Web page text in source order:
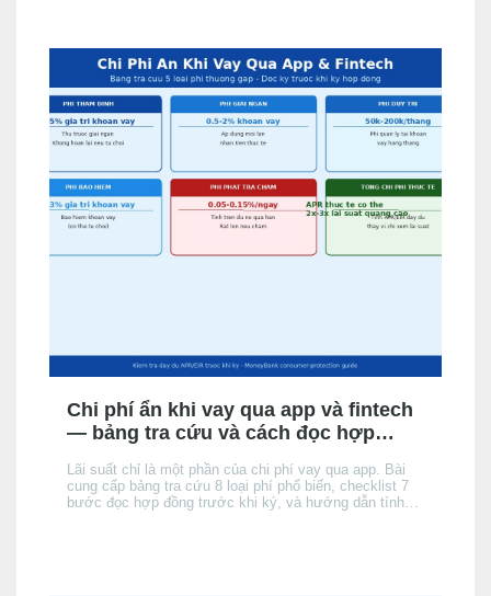
Chi phí ẩn khi vay qua app và fintech
— bảng tra cứu và cách đọc hợp
Lãi suất chỉ là một phần của chi phí vay qua app. Bài
cung cấp bảng tra cứu 8 loại phí phổ biến, checklist 7
bước đọc hợp đồng trước khi ký, và hướng dẫn tính